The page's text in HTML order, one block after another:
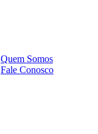
Quem Somos
Fale Conosco